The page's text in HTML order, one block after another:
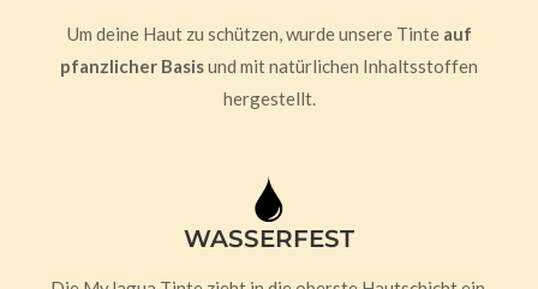
Um deine Haut zu schützen, wurde unsere Tinte auf
pfanzlicher Basisund mit natürlichen Inhaltsstoffen
hergestellt.
WASSERFEST